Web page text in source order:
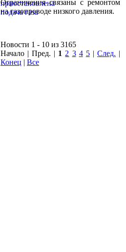
Ограничения связаны с ремонтом
на газопроводе низкого давления.
Новости 1 - 10 из 3165
Начало | Пред. | 1 2 3 4 5| След. |
Конец | Все